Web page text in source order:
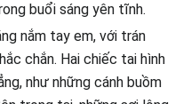
buổi sáng yên tĩnh.
nắm tay em, với trán
chắn. Hai chiếc tai hình
như những cánh buồm